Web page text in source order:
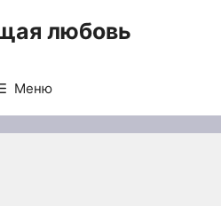
любовь
Меню